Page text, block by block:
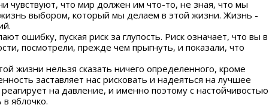
чувствуют, что мир должен им что-то, не зная, что мы
выбором, который мы делаем в этой жизни. Жизнь -
ошибку, пуская риск за глупость. Риск означает, что вы в
посмотрели, прежде чем прыгнуть, и показали, что
жизни нельзя сказать ничего определенного, кроме
заставляет нас рисковать и надеяться на лучшее
на давление, и именно поэтому с настойчивостью
яблочко.